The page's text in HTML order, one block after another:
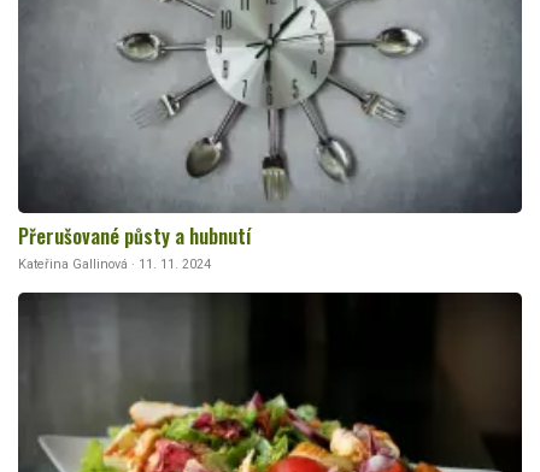
Přerušované půsty a hubnutí
Kateřina Gallinová · 11. 11. 2024